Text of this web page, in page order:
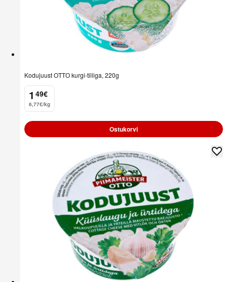
Kodujuust OTTO kurgi-tilliga, 220g
1
. 49€
6,77€/kg
Ostukorvi